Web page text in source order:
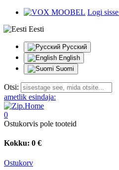
Logi sisse
Eesti
Русский
English
Suomi
Otsi:
ametlik esindaja:
0
Ostukorvis pole tooteid
Kokku: 0 €
Ostukorv